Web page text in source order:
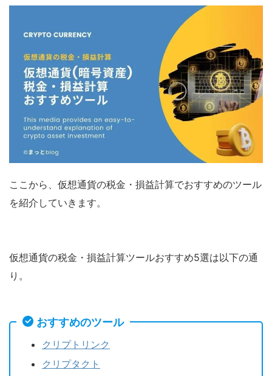
ここから、仮想通貨の税金・損益計算でおすすめのツール
を紹介していきます。
仮想通貨の税金・損益計算ツールおすすめ5選は以下の通
り。
おすすめのツール
クリプトリンク
クリプタクト